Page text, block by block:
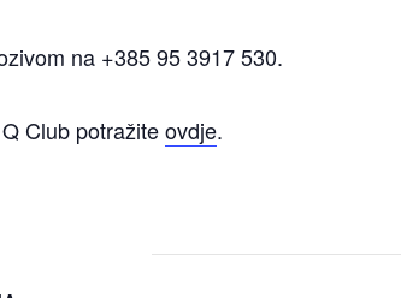
na +385 95 3917 530.
Club potražiteovdje.